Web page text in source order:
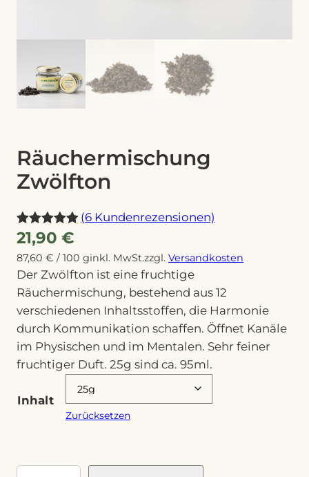
Räuchermischung
Zwölfton
Bewertet
mit5.00
von 5,
basierend
auf
6
Kundenbew
ertungen
(6 Kundenrezensionen)
21,90 €
87,60 € / 100 ginkl. MwSt.zzgl. Versandkosten
Der Zwölfton ist eine fruchtige
Räuchermischung, bestehend aus 12
verschiedenen Inhaltsstoffen, die Harmonie
durch Kommunikation schaffen. Öffnet Kanäle
im Physischen und im Mentalen. Sehr feiner
fruchtiger Duft. 25g sind ca. 95ml.
Inhalt
Zurücksetzen